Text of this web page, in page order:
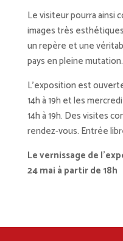
Le visiteur pourra ainsi
images très
un repère et une
pays en pleine mutation.
L’exposition est
14h à 19h et les
14h à 19h. Des visites
rendez-vous. Entrée
Le vernissage de
24 mai à partir de 18h